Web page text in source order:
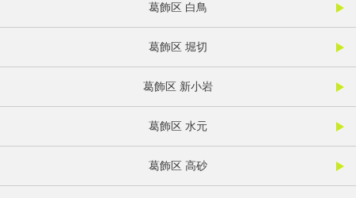
葛飾区 白鳥
葛飾区 堀切
葛飾区 新小岩
葛飾区 水元
葛飾区 高砂